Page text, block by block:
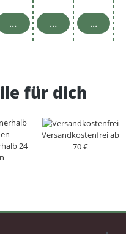
In den Warenkorb
In den In den
für dich
24
Versandkostenfrei ab
70 €